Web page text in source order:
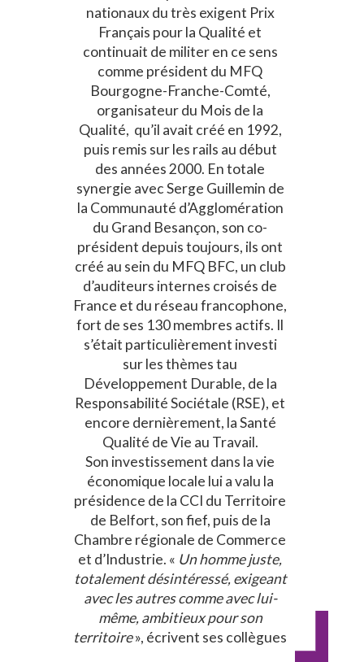
nationaux du très exigent Prix
Français pour la Qualité et
continuait de militer en ce sens
comme président du MFQ
Bourgogne-Franche-Comté,
organisateur du Mois de la
Qualité, qu’il avait créé en 1992,
puis remis sur les rails au début
des années 2000. En totale
synergie avec Serge Guillemin de
la Communauté d’Agglomération
du Grand Besançon, son co-
président depuis toujours, ils ont
créé au sein du MFQ BFC, un club
d’auditeurs internes croisés de
France et du réseau francophone,
fort de ses 130 membres actifs. Il
s’était particulièrement investi
sur les thèmes tau
Développement Durable, de la
Responsabilité Sociétale (RSE), et
encore dernièrement, la Santé
Qualité de Vie au Travail.
Son investissement dans la vie
économique locale lui a valu la
présidence de la CCI du Territoire
de Belfort, son fief, puis de la
Chambre régionale de Commerce
et d’Industrie. « Un homme juste,
totalement désintéressé, exigeant
avec les autres comme avec lui-
même, ambitieux pour son
territoire», écrivent ses collègues